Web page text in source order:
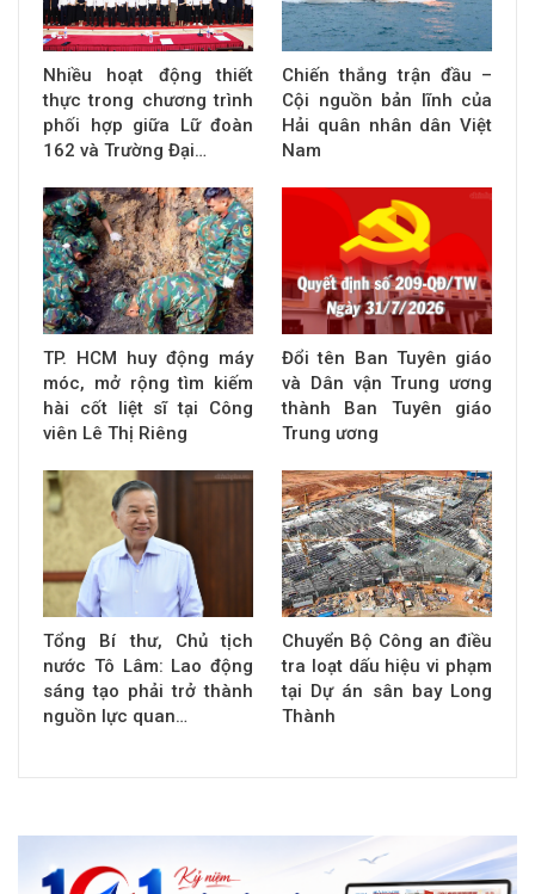
Nhiều hoạt động thiết
thực trong chương trình
phối hợp giữa Lữ đoàn
162 và Trường Đại…
Chiến thắng trận đầu –
Cội nguồn bản lĩnh của
Hải quân nhân dân Việt
Nam
TP. HCM huy động máy
móc, mở rộng tìm kiếm
hài cốt liệt sĩ tại Công
viên Lê Thị Riêng
Đổi tên Ban Tuyên giáo
và Dân vận Trung ương
thành Ban Tuyên giáo
Trung ương
Tổng Bí thư, Chủ tịch
nước Tô Lâm: Lao động
sáng tạo phải trở thành
nguồn lực quan…
Chuyển Bộ Công an điều
tra loạt dấu hiệu vi phạm
tại Dự án sân bay Long
Thành